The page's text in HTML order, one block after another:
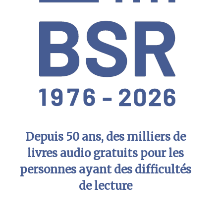
Depuis 50 ans, des milliers de
livres audio gratuits pour les
personnes ayant des difficultés
de lecture